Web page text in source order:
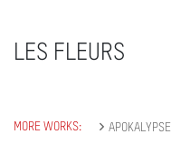
LES FLEURS
MORE WORKS: APOKALYPSE